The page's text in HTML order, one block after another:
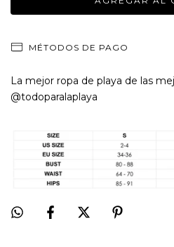
MÉTODOS DE PAGO
La mejor ropa de playa de las
@todoparalaplaya